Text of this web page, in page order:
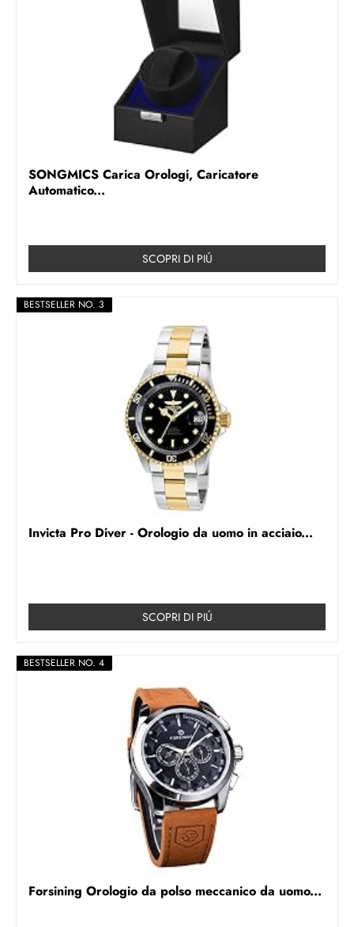
SONGMICS Carica Orologi, Caricatore
Automatico...
SCOPRI DI PIÚ
BESTSELLER NO. 3
Invicta Pro Diver - Orologio da uomo in acciaio...
SCOPRI DI PIÚ
BESTSELLER NO. 4
Forsining Orologio da polso meccanico da uomo...